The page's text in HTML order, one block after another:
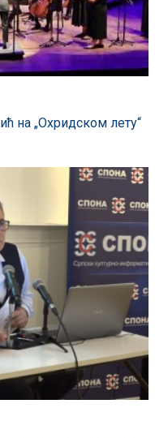
на „Охридском лету“